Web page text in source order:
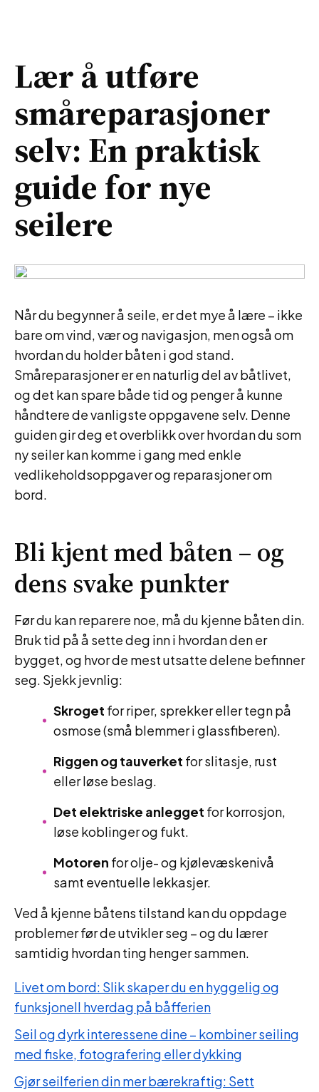
Lær å utføre
småreparasjoner
selv: En praktisk
guide for nye
seilere
Når du begynner å seile, er det mye å lære – ikke
bare om vind, vær og navigasjon, men også om
hvordan du holder båten i god stand.
Småreparasjoner er en naturlig del av båtlivet,
og det kan spare både tid og penger å kunne
håndtere de vanligste oppgavene selv. Denne
guiden gir deg et overblikk over hvordan du som
ny seiler kan komme i gang med enkle
vedlikeholdsoppgaver og reparasjoner om
bord.
Bli kjent med båten – og
dens svake punkter
Før du kan reparere noe, må du kjenne båten din.
Bruk tid på å sette deg inn i hvordan den er
bygget, og hvor de mest utsatte delene befinner
seg. Sjekk jevnlig:
Skroget for riper, sprekker eller tegn på
osmose (små blemmer i glassfiberen).
Riggen og tauverket for slitasje, rust
eller løse beslag.
Det elektriske anlegget for korrosjon,
løse koblinger og fukt.
Motoren for olje- og kjølevæskenivå
samt eventuelle lekkasjer.
Ved å kjenne båtens tilstand kan du oppdage
problemer før de utvikler seg – og du lærer
samtidig hvordan ting henger sammen.
Livet om bord: Slik skaper du en hyggelig og
funksjonell hverdag på båfferien
Seil og dyrk interessene dine – kombiner seiling
med fiske, fotografering eller dykking
Gjør seilferien din mer bærekraftig: Sett